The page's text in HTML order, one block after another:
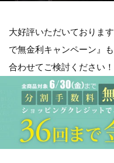
大好評いただいておりま
で無金利キャンペーン』も
合わせてご検討ください！